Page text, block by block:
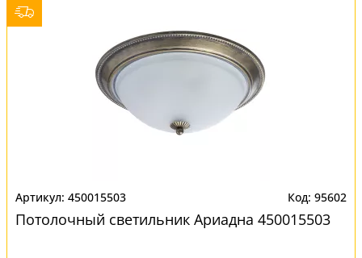
450015503 95602
Потолочный светильник Ариадна 450015503